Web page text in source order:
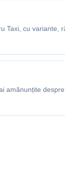
Taxi, cu variante,
amănunțite